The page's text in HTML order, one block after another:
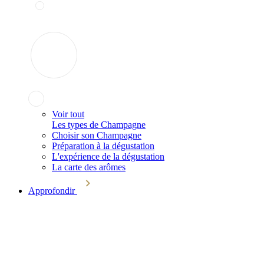
Voir tout
Les types de Champagne
Choisir son Champagne
Préparation à la dégustation
L'expérience de la dégustation
La carte des arômes
Approfondir